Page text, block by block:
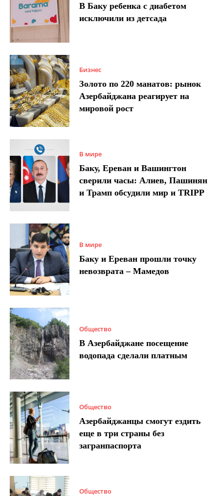
В Баку ребенка с диабетом
исключили из детсада
Бизнес
Золото по 220 манатов: рынок
Азербайджана реагирует на
мировой рост
В мире
Баку, Ереван и Вашингтон
сверили часы: Алиев, Пашинян
и Трамп обсудили мир и TRIPP
В мире
Баку и Ереван прошли точку
невозврата – Мамедов
Общество
В Азербайджане посещение
водопада сделали платным
Общество
Азербайджанцы смогут ездить
еще в три страны без
загранпаспорта
Общество